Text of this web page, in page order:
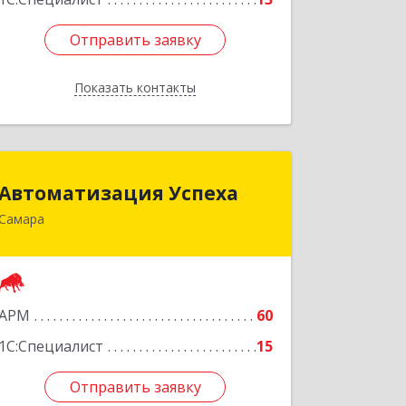
Отправить заявку
Показать контакты
Отправить заявку
Назад
Успеха
60
1С:Специалист
15
Отправить заявку
443011, Самарская обл, Самара г, 22
Отправить заявку